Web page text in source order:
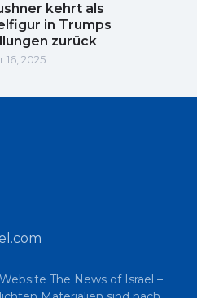
kehrt als
in Trumps
zurück
2025
The News of Israel –